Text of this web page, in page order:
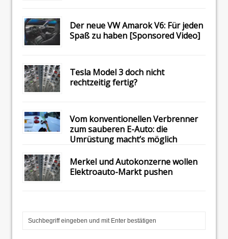
Der neue VW Amarok V6: Für jeden
Spaß zu haben [Sponsored Video]
Tesla Model 3 doch nicht
rechtzeitig fertig?
Vom konventionellen Verbrenner
zum sauberen E-Auto: die
Umrüstung macht’s möglich
Merkel und Autokonzerne wollen
Elektroauto-Markt pushen